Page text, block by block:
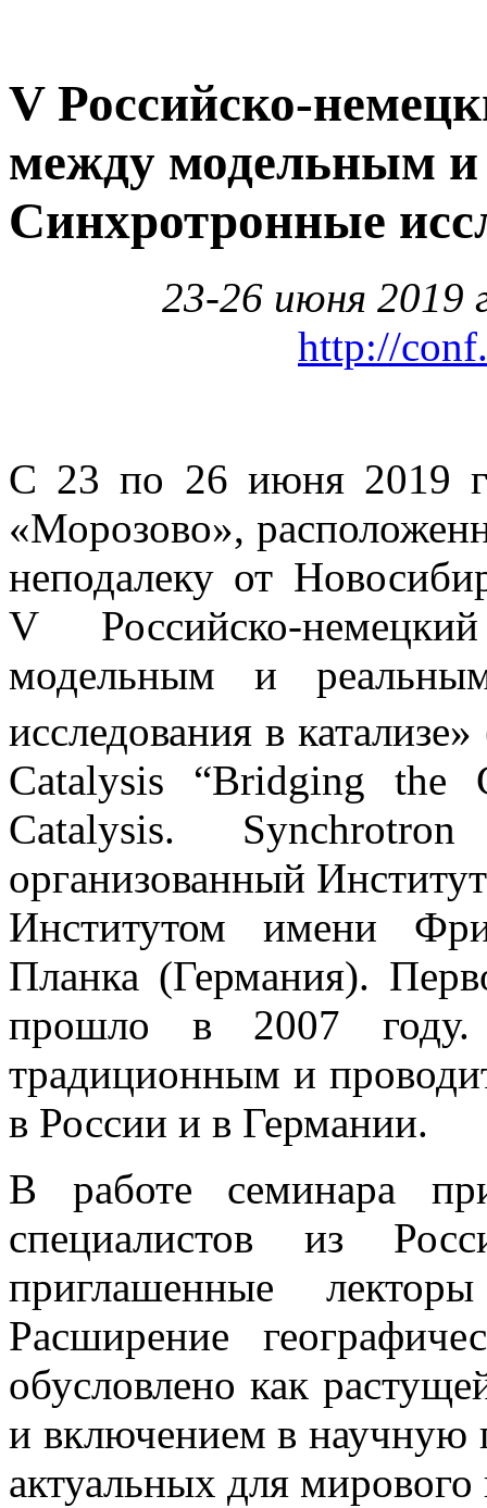
V Российско-
между модельным
Синхротронные
23-26 июня 2019
http://
С 23 по 26 июня 2019
«Морозово»,
неподалеку от
V Российско-
модельным и
исследования в катализе»
Catalysis “Bridging the
Catalysis.
организованный
Институтом имени
Планка (Германия).
прошло в 2007
традиционным и
в России и в Германии.
В работе семинара
специалистов из
приглашенные
Расширение
обусловлено как
и включением в научную
актуальных для